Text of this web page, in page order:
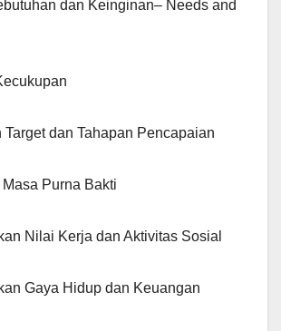
dan Keinginan– Needs and
Target dan Tahapan Pencapaian
Purna Bakti
Nilai Kerja dan Aktivitas Sosial
Gaya Hidup dan Keuangan